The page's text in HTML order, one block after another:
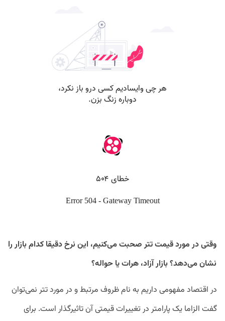
وقتی در مورد قیمت تتر صحبت می‌کنیم، این نرخ دقیقا کدام بازار را
نشان می‌دهد؟ بازار آزاد، هرات یا حواله؟
در اقتصاد مفهومی داریم به نام ظروف مرتبط و در مورد تتر نمی‌توان
گفت الزاما یک پارامتر در تغییرات قیمتی آن تاثیرگذار است. برای